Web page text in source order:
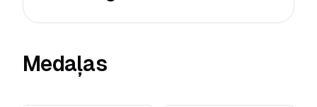
Medaļas